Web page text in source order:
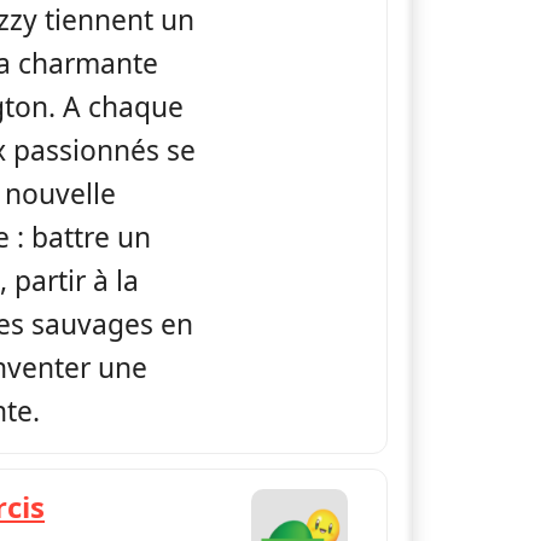
tiennent un
charmante
A chaque
passionnés se
: battre un
partir à la
sauvages en
une
— Shane the Chef